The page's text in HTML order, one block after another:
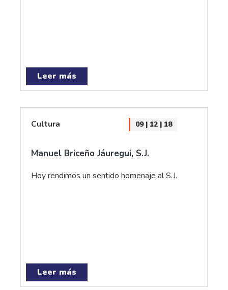
Leer más
Cultura 09 | 12 | 18
Manuel Briceño Jáuregui, S.J.
Hoy rendimos un sentido homenaje al S.J.
Leer más